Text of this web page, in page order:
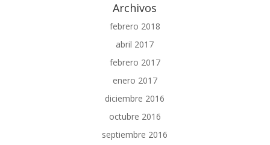
Archivos
febrero 2018
abril 2017
febrero 2017
enero 2017
diciembre 2016
octubre 2016
septiembre 2016